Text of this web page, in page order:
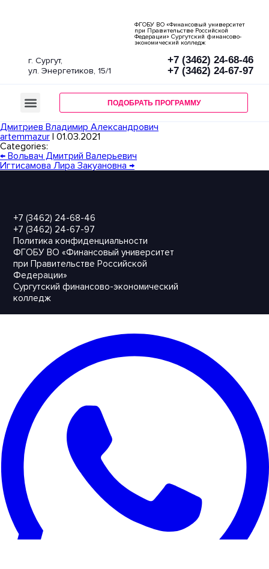
ФГОБУ ВО «Финансовый университет
при Правительстве Российской
Федерации» Сургутский финансово-
экономический колледж
г. Сургут,
ул. Энергетиков, 15/1
+7 (3462) 24-68-46
+7 (3462) 24-67-97
ПОДОБРАТЬ ПРОГРАММУ
Дмитриев Владимир Александрович
artemmazur | 01.03.2021
Categories:
← Вольвач Дмитрий Валерьевич
Игтисамова Лира Закуановна →
+7 (3462) 24-68-46
+7 (3462) 24-67-97
Политика конфиденциальности
ФГОБУ ВО «Финансовый университет
при Правительстве Российской
Федерации»
Сургутский финансово-экономический
колледж